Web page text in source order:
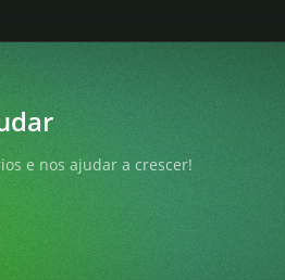
e nos ajudar a crescer!